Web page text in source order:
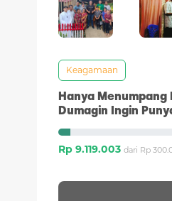
Keagamaan
Hanya Menumpang
Dumagin Ingin
Rp 9.119.003 dari Rp